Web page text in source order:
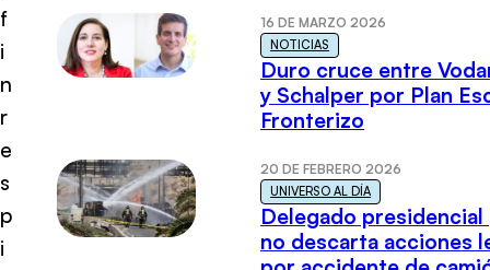
f
i
n
r
e
s
p
i
16 DE MARZO 2026
NOTICIAS
Duro cruce entre
y Schalper por Plan
Fronterizo
20 DE FEBRERO 2026
UNIVERSO AL DÍA
Delegado presidencial
no descarta acciones